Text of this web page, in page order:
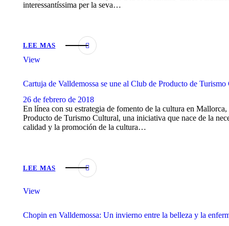
interessantíssima per la seva…
LEE MAS
View
Cartuja de Valldemossa se une al Club de Producto de Turismo
26 de febrero de 2018
En línea con su estrategia de fomento de la cultura en
Producto de Turismo Cultural, una iniciativa que nace de la
calidad y la promoción de la cultura…
LEE MAS
View
Chopin en Valldemossa: Un invierno entre la belleza y la